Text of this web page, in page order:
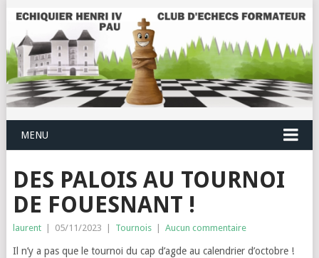
MENU
DES PALOIS AU TOURNOI
DE FOUESNANT !
laurent 05/11/2023 Tournois Aucun commentaire
Il n’y a pas que le tournoi du cap d’agde au calendrier d’octobre !